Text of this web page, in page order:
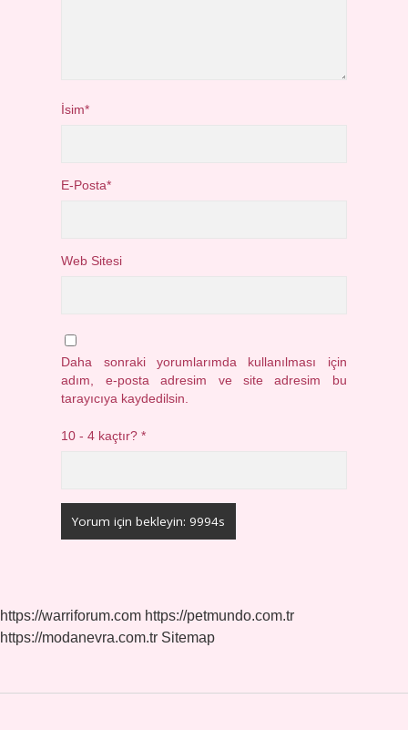
İsim*
E-Posta*
Web Sitesi
Daha sonraki yorumlarımda kullanılması için
adım, e-posta adresim ve site adresim bu
tarayıcıya kaydedilsin.
10 - 4 kaçtır?*
https://warriforum.com https://petmundo.com.tr
https://modanevra.com.tr Sitemap